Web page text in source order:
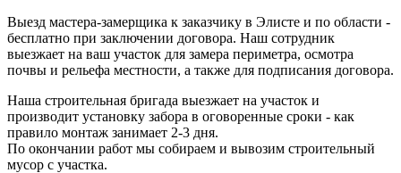
Выезд мастера-замерщика к заказчику в Элисте и по области -
бесплатно при заключении договора. Наш сотрудник
выезжает на ваш участок для замера периметра, осмотра
почвы и рельефа местности, а также для подписания договора.
Наша строительная бригада выезжает на участок и
производит установку забора в оговоренные сроки - как
правило монтаж занимает 2-3 дня.
По окончании работ мы собираем и вывозим строительный
мусор с участка.